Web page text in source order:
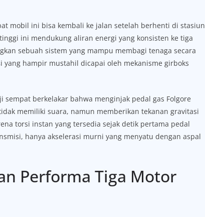
mobil ini bisa kembali ke jalan setelah berhenti di stasiun
ini mendukung aliran energi yang konsisten ke tiga
sebuah sistem yang mampu membagi tenaga secara
hampir mustahil dicapai oleh mekanisme girboks
berkelakar bahwa menginjak pedal gas Folgore
memiliki suara, namun memberikan tekanan gravitasi
torsi instan yang tersedia sejak detik pertama pedal
hanya akselerasi murni yang menyatu dengan aspal
Performa Tiga Motor